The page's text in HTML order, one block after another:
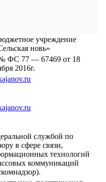
учреждение
новь»
ФС 77 — 67469 от 18
2016г.
службой по
в сфере связи,
технологий
коммуникаций